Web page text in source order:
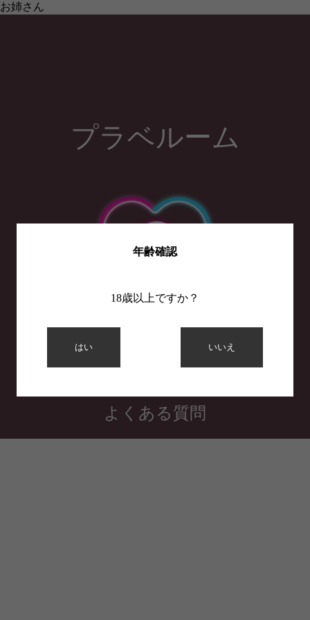
年齢確認
18歳以上ですか？
はい いいえ
お姉さん
プラベルーム
利用規約
プライバシーポリシー
よくある質問